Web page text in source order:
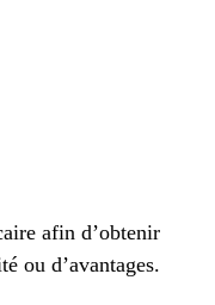
afin d’obtenir
ou d’avantages.